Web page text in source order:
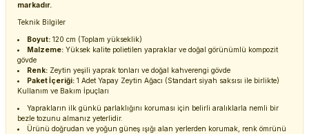
markadır.
Teknik Bilgiler
Boyut: 120 cm (Toplam yükseklik)
Malzeme: Yüksek kalite polietilen yapraklar ve doğal görünümlü kompozit
gövde
Renk: Zeytin yeşili yaprak tonları ve doğal kahverengi gövde
Paket İçeriği: 1 Adet Yapay Zeytin Ağacı (Standart siyah saksısı ile birlikte)
Kullanım ve Bakım İpuçları
Yaprakların ilk günkü parlaklığını koruması için belirli aralıklarla nemli bir
bezle tozunu almanız yeterlidir.
Ürünü doğrudan ve yoğun güneş ışığı alan yerlerden korumak, renk ömrünü